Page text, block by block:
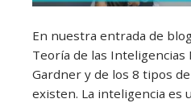
En nuestra entrada de
Teoría de las
Gardner y de los 8 tipos
existen. La inteligencia es